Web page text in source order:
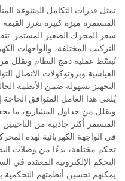
تمثل قدرات التكامل المتنوعة
المستمرة ميزة كبيرة تعزز القيمة
سعر المحرك الصغير المستمر.
التركيب المختلفة، والواجهات
تُبسّط عملية دمج النظام وتقلل من
القياسية وبروتوكولات الاتصال
التجهيز بسهولة ضمن الأنظمة
يُلغي هذا العامل المتوافق
ويقلل من جداول المشاريع، ما
المستمر أكثر جاذبية من
في الواجهة الكهربائية لهذه
تحكم مختلفة، بدءًا من وصلات
التحكم الإلكترونية المعقدة في
يمكنهم تحسين أنظمتهم التحكمية